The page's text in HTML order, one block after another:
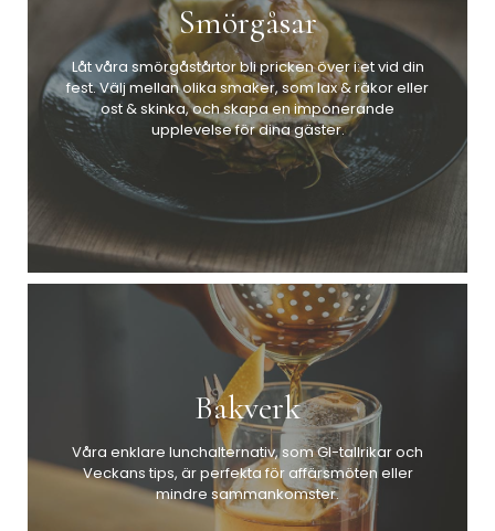
Smörgåsar
Låt våra smörgåstårtor bli pricken över i:et vid din
fest. Välj mellan olika smaker, som lax & räkor eller
ost & skinka, och skapa en imponerande
upplevelse för dina gäster.
Bakverk
Våra enklare lunchalternativ, som GI-tallrikar och
Veckans tips, är perfekta för affärsmöten eller
mindre sammankomster.